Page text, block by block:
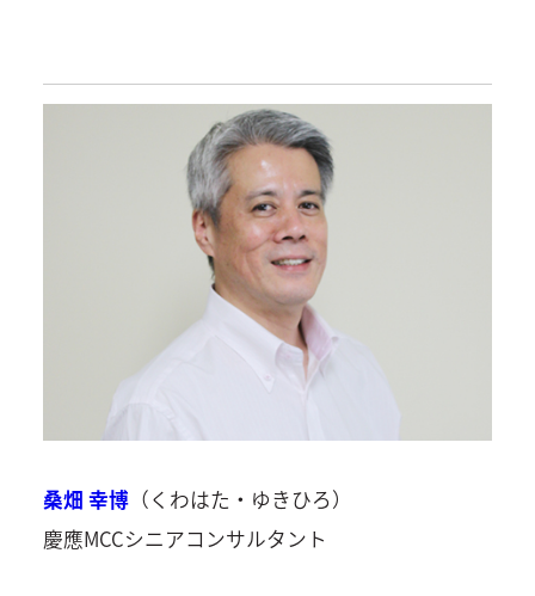
桑畑 幸博（くわはた・ゆきひろ）
慶應MCCシニアコンサルタント